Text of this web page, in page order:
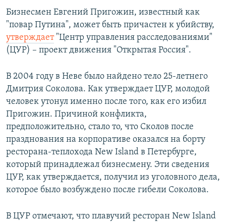
Все сайты РСЕ/РС
Бизнесмен Евгений Пригожин, известный как
"повар Путина", может быть причастен к убийству,
утверждает"Центр управления расследованиями"
(ЦУР) – проект движения "Открытая Россия".
В 2004 году в Неве было найдено тело 25-летнего
Дмитрия Соколова. Как утверждает ЦУР, молодой
человек утонул именно после того, как его избил
Пригожин. Причиной конфликта,
предположительно, стало то, что Сколов после
празднования на корпоративе оказался на борту
ресторана-теплохода New Island в Петербурге,
который принадлежал бизнесмену. Эти сведения
ЦУР, как утверждается, получил из уголовного дела,
которое было возбуждено после гибели Соколова.
В ЦУР отмечают, что плавучий ресторан New Island